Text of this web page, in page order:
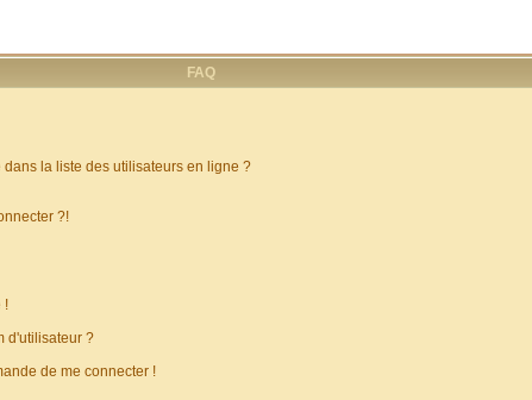
FAQ
la liste des utilisateurs en ligne ?
?!
!
d'utilisateur ?
de me connecter !